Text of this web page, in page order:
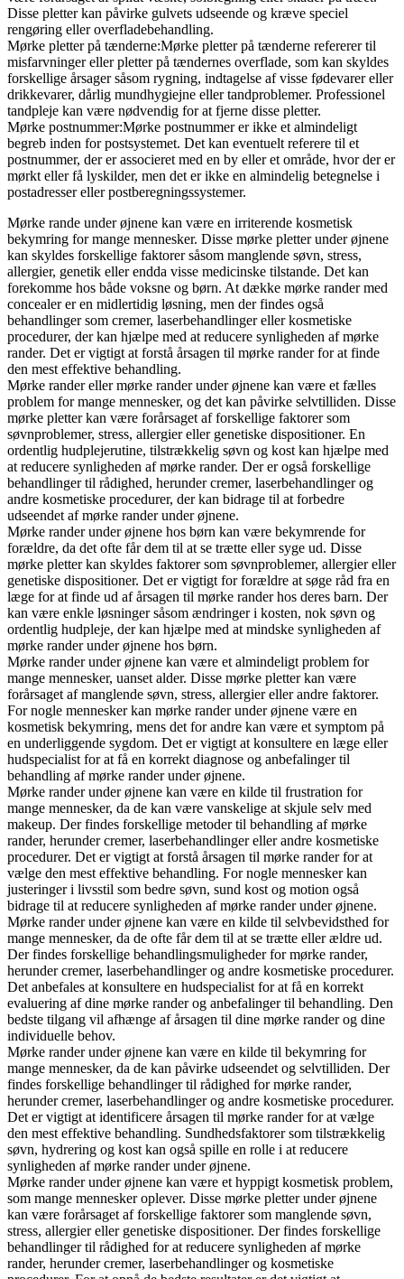
Disse pletter kan påvirke gulvets udseende og kræve speciel
rengøring eller overfladebehandling.
Mørke pletter på tænderne:Mørke pletter på tænderne refererer til
misfarvninger eller pletter på tændernes overflade, som kan skyldes
forskellige årsager såsom rygning, indtagelse af visse fødevarer eller
drikkevarer, dårlig mundhygiejne eller tandproblemer. Professionel
tandpleje kan være nødvendig for at fjerne disse pletter.
Mørke postnummer:Mørke postnummer er ikke et almindeligt
begreb inden for postsystemet. Det kan eventuelt referere til et
postnummer, der er associeret med en by eller et område, hvor der er
mørkt eller få lyskilder, men det er ikke en almindelig betegnelse i
postadresser eller postberegningssystemer.
Mørke rande under øjnene kan være en irriterende kosmetisk
bekymring for mange mennesker. Disse mørke pletter under øjnene
kan skyldes forskellige faktorer såsom manglende søvn, stress,
allergier, genetik eller endda visse medicinske tilstande. Det kan
forekomme hos både voksne og børn. At dække mørke rander med
concealer er en midlertidig løsning, men der findes også
behandlinger som cremer, laserbehandlinger eller kosmetiske
procedurer, der kan hjælpe med at reducere synligheden af mørke
rander. Det er vigtigt at forstå årsagen til mørke rander for at finde
den mest effektive behandling.
Mørke rander eller mørke rander under øjnene kan være et fælles
problem for mange mennesker, og det kan påvirke selvtilliden. Disse
mørke pletter kan være forårsaget af forskellige faktorer som
søvnproblemer, stress, allergier eller genetiske dispositioner. En
ordentlig hudplejerutine, tilstrækkelig søvn og kost kan hjælpe med
at reducere synligheden af mørke rander. Der er også forskellige
behandlinger til rådighed, herunder cremer, laserbehandlinger og
andre kosmetiske procedurer, der kan bidrage til at forbedre
udseendet af mørke rander under øjnene.
Mørke rander under øjnene hos børn kan være bekymrende for
forældre, da det ofte får dem til at se trætte eller syge ud. Disse
mørke pletter kan skyldes faktorer som søvnproblemer, allergier eller
genetiske dispositioner. Det er vigtigt for forældre at søge råd fra en
læge for at finde ud af årsagen til mørke rander hos deres barn. Der
kan være enkle løsninger såsom ændringer i kosten, nok søvn og
ordentlig hudpleje, der kan hjælpe med at mindske synligheden af
mørke rander under øjnene hos børn.
Mørke rander under øjnene kan være et almindeligt problem for
mange mennesker, uanset alder. Disse mørke pletter kan være
forårsaget af manglende søvn, stress, allergier eller andre faktorer.
For nogle mennesker kan mørke rander under øjnene være en
kosmetisk bekymring, mens det for andre kan være et symptom på
en underliggende sygdom. Det er vigtigt at konsultere en læge eller
hudspecialist for at få en korrekt diagnose og anbefalinger til
behandling af mørke rander under øjnene.
Mørke rander under øjnene kan være en kilde til frustration for
mange mennesker, da de kan være vanskelige at skjule selv med
makeup. Der findes forskellige metoder til behandling af mørke
rander, herunder cremer, laserbehandlinger eller andre kosmetiske
procedurer. Det er vigtigt at forstå årsagen til mørke rander for at
vælge den mest effektive behandling. For nogle mennesker kan
justeringer i livsstil som bedre søvn, sund kost og motion også
bidrage til at reducere synligheden af mørke rander under øjnene.
Mørke rander under øjnene kan være en kilde til selvbevidsthed for
mange mennesker, da de ofte får dem til at se trætte eller ældre ud.
Der findes forskellige behandlingsmuligheder for mørke rander,
herunder cremer, laserbehandlinger og andre kosmetiske procedurer.
Det anbefales at konsultere en hudspecialist for at få en korrekt
evaluering af dine mørke rander og anbefalinger til behandling. Den
bedste tilgang vil afhænge af årsagen til dine mørke rander og dine
individuelle behov.
Mørke rander under øjnene kan være en kilde til bekymring for
mange mennesker, da de kan påvirke udseendet og selvtilliden. Der
findes forskellige behandlinger til rådighed for mørke rander,
herunder cremer, laserbehandlinger og andre kosmetiske procedurer.
Det er vigtigt at identificere årsagen til mørke rander for at vælge
den mest effektive behandling. Sundhedsfaktorer som tilstrækkelig
søvn, hydrering og kost kan også spille en rolle i at reducere
synligheden af mørke rander under øjnene.
Mørke rander under øjnene kan være et hyppigt kosmetisk problem,
som mange mennesker oplever. Disse mørke pletter under øjnene
kan være forårsaget af forskellige faktorer som manglende søvn,
stress, allergier eller genetiske dispositioner. Der findes forskellige
behandlinger til rådighed for at reducere synligheden af mørke
rander, herunder cremer, laserbehandlinger og kosmetiske